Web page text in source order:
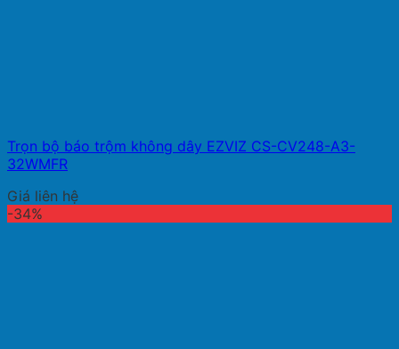
Trọn bộ báo trộm không dây EZVIZ CS-CV248-A3-
32WMFR
Giá liên hệ
-34%